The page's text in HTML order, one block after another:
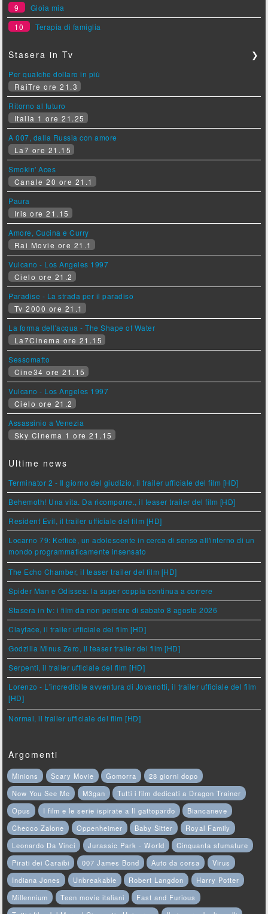
9
Gioia mia
10
Terapia di famiglia
Stasera in Tv ❯
Per qualche dollaro in più
RaiTre ore 21.3
Ritorno al futuro
Italia 1 ore 21.25
A 007, dalla Russia con amore
La7 ore 21.15
Smokin' Aces
Canale 20 ore 21.1
Paura
Iris ore 21.15
Amore, Cucina e Curry
Rai Movie ore 21.1
Vulcano - Los Angeles 1997
Cielo ore 21.2
Paradise - La strada per il paradiso
Tv 2000 ore 21.1
La forma dell'acqua - The Shape of Water
La7Cinema ore 21.15
Sessomatto
Cine34 ore 21.15
Vulcano - Los Angeles 1997
Cielo ore 21.2
Assassinio a Venezia
Sky Cinema 1 ore 21.15
Ultime news
Terminator 2 - Il giorno del giudizio, il trailer ufficiale del film [HD]
Behemoth! Una vita. Da ricomporre., il teaser trailer del film [HD]
Resident Evil, il trailer ufficiale del film [HD]
Locarno 79: Ketticè, un adolescente in cerca di senso all'interno di un
mondo programmaticamente insensato
The Echo Chamber, il teaser trailer del film [HD]
Spider Man e Odissea: la super coppia continua a correre
Stasera in tv: i film da non perdere di sabato 8 agosto 2026
Clayface, il trailer ufficiale del film [HD]
Godzilla Minus Zero, il teaser trailer del film [HD]
Serpenti, il trailer ufficiale del film [HD]
Lorenzo - L'incredibile avventura di Jovanotti, il trailer ufficiale del film
[HD]
Normal, il trailer ufficiale del film [HD]
Argomenti
Minions Scary Movie Gomorra
28 giorni dopo
Now You See Me
M3gan
Tutti i film dedicati a Dragon Trainer
Opus
I film e le serie ispirate a Il gattopardo
Biancaneve
Checco Zalone
Oppenheimer Baby Sitter
Royal Family
Leonardo Da Vinci
Jurassic Park - World
Cinquanta sfumature
Pirati dei Caraibi
007 James Bond Auto da corsa
Virus
Indiana Jones
Unbreakable Robert Langdon
Harry Potter
Millennium
Teen movie italiani
Fast and Furious